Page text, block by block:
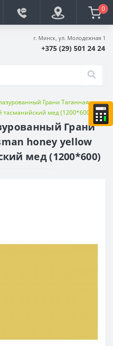
0
г. Минск, ул. Молодежная 1
+375 (29) 501 24 24
Грани Таганная
мед (1200*600)
Грани
honey yellow
мед (1200*600)